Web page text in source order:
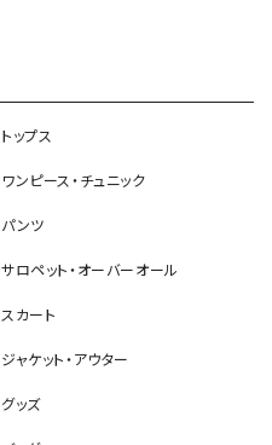
トップス
ワンピース・チュニック
パンツ
サロペット・オーバーオール
スカート
ジャケット・アウター
グッズ